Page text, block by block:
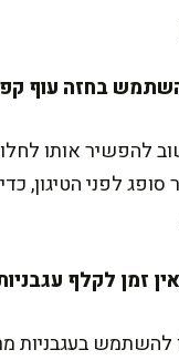
להפשיר אותו
סופג לפני הטיגון,
להשתמש בעגבניות